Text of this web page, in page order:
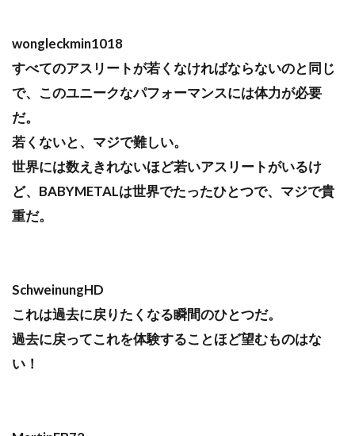
wongleckmin1018
すべてのアスリートが若くなければならないのと同じ
で、このユニークなパフォーマンスには体力が必要
だ。
若くないと、マジで難しい。
世界には数えきれないほど若いアスリートがいるけ
ど、BABYMETALは世界でたったひとつで、マジで貴
重だ。
SchweinungHD
これは過去に戻りたくなる瞬間のひとつだ。
過去に戻ってこれを体験することほど望むものはな
い！